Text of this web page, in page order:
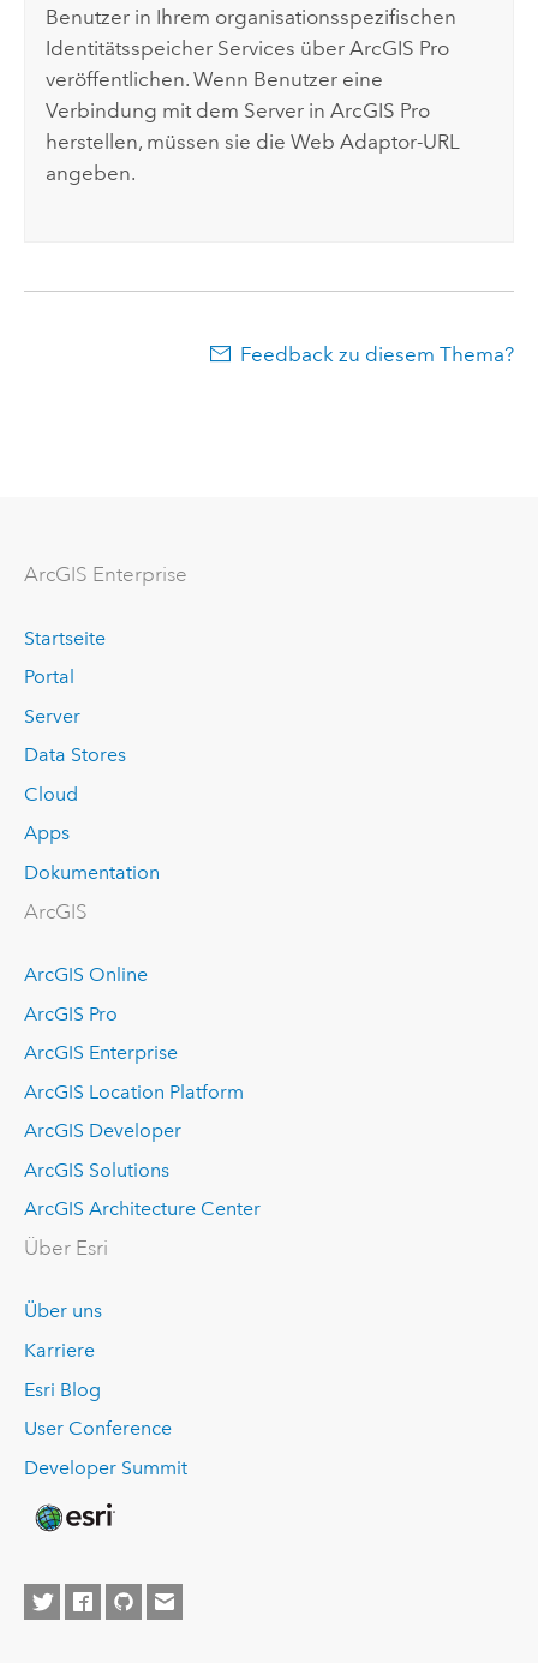
Benutzer in Ihrem organisationsspezifischen
Identitätsspeicher Services überArcGIS Pro
veröffentlichen. Wenn Benutzer eine
Verbindung mit dem Server inArcGIS Pro
herstellen, müssen sie die Web Adaptor-URL
angeben.
Feedback zu diesem Thema?
ArcGIS Enterprise
Startseite
Portal
Server
Data Stores
Cloud
Apps
Dokumentation
ArcGIS
ArcGIS Online
ArcGIS Pro
ArcGIS Enterprise
ArcGIS Location Platform
ArcGIS Developer
ArcGIS Solutions
ArcGIS Architecture Center
Über Esri
Über uns
Karriere
Esri Blog
User Conference
Developer Summit